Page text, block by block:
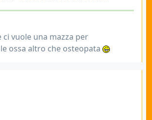
ci vuole una mazza per
ossa altro che osteopata